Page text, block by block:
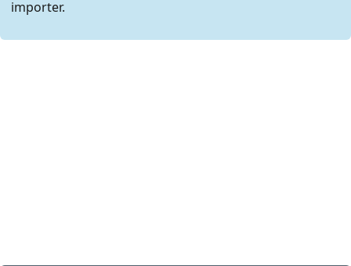
importer.